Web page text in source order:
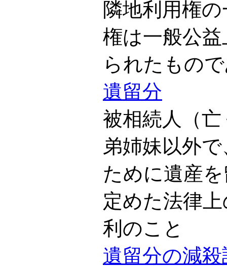
隣地利用権
権は一般公
られたもの
遺留分
被相続人（
弟姉妹以外
ために遺産
定めた法律
利のこと
遺留分の減